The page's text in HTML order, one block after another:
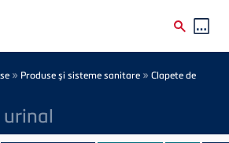
» Produse şi sisteme sanitare » Clapete de
urinal